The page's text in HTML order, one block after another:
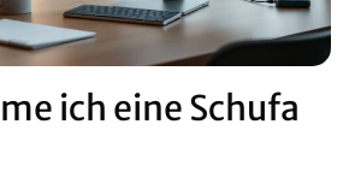
ich eine Schufa